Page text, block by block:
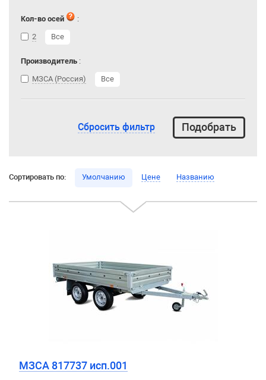
Кол-во осей
:
2
Все
Производитель :
МЗСА (Россия)
Все
Сбросить фильтр
Сортировать по: Умолчанию Цене Названию
МЗСА 817737 исп.001